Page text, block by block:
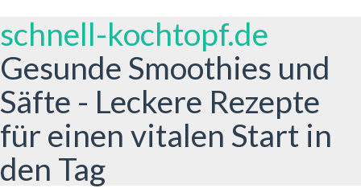
schnell-kochtopf.de
Gesunde Smoothies und
Säfte - Leckere Rezepte
für einen vitalen Start in
den Tag